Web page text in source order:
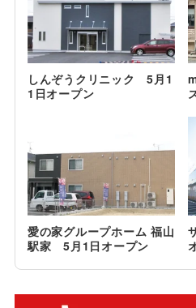
しんぞうクリニック 5月1
1日オープン
愛の家グループホーム 福山
駅家 5月1日オープン